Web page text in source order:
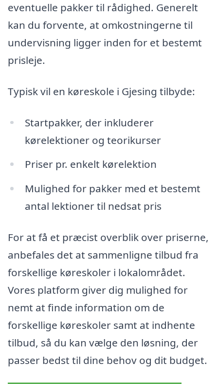
eventuelle pakker til rådighed. Generelt
kan du forvente, at omkostningerne til
undervisning ligger inden for et bestemt
prisleje.
Typisk vil en køreskole i Gjesing tilbyde:
Startpakker, der inkluderer
kørelektioner og teorikurser
Priser pr. enkelt kørelektion
Mulighed for pakker med et bestemt
antal lektioner til nedsat pris
For at få et præcist overblik over priserne,
anbefales det at sammenligne tilbud fra
forskellige køreskoler i lokalområdet.
Vores platform giver dig mulighed for
nemt at finde information om de
forskellige køreskoler samt at indhente
tilbud, så du kan vælge den løsning, der
passer bedst til dine behov og dit budget.